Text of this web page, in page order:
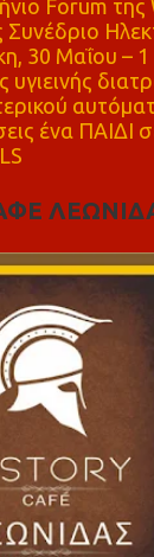
Forum
Συνέδριο
30 Μαΐου – 1
υγιεινής
ένα ΠΑΙΔΙ